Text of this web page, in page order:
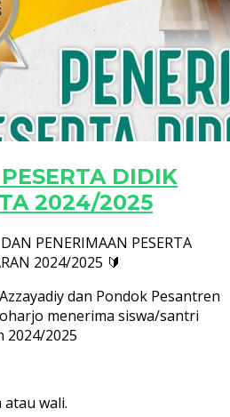
DIDIK
2024/2025
PENERIMAAN PESERTA
2024/2025 🔰
dan Pondok Pesantren
menerima siswa/santri
2025
wali.